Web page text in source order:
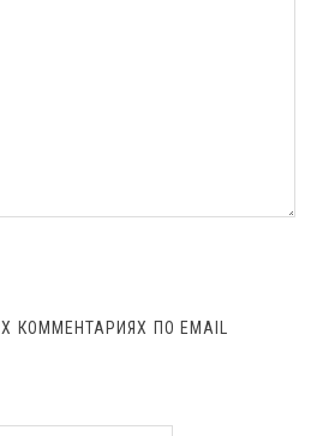
КОММЕНТАРИЯХ ПО EMAIL